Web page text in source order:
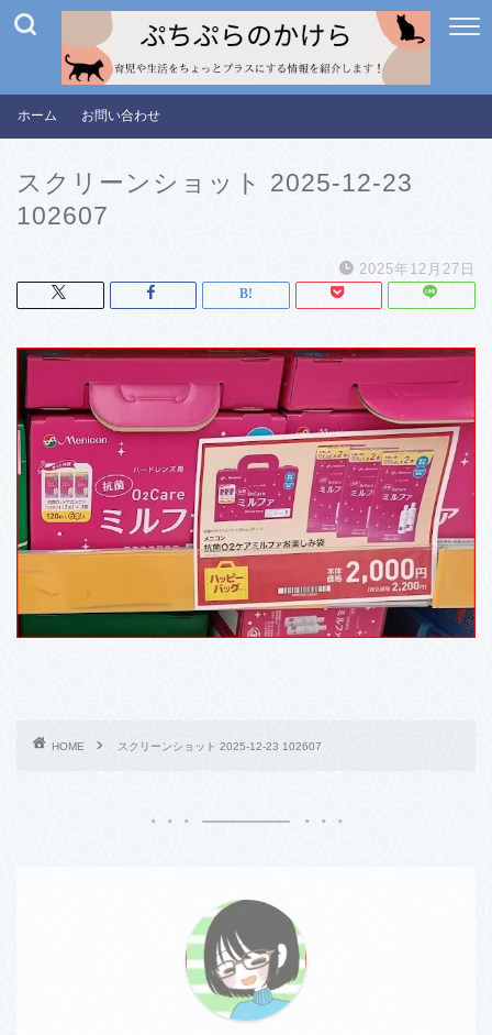
ホーム お問い合わせ
スクリーンショット 2025-12-23
102607
2025年12月27日
HOME スクリーンショット 2025-12-23 102607